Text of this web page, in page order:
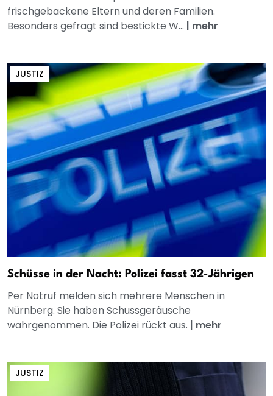
frischgebackene Eltern und deren Familien.
Besonders gefragt sind bestickte W... | mehr
JUSTIZ
Schüsse in der Nacht: Polizei fasst 32-Jährigen
Per Notruf melden sich mehrere Menschen in
Nürnberg. Sie haben Schussgeräusche
wahrgenommen. Die Polizei rückt aus. | mehr
JUSTIZ